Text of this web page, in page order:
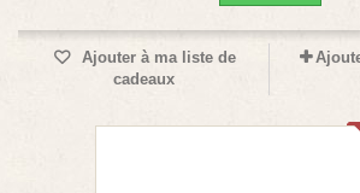
Ajouter à ma liste de
cadeaux